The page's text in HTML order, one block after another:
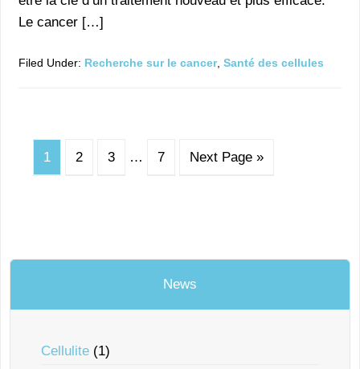
Le cancer […]
Filed Under: Recherche sur le cancer,Santé des cellules
1 2 3 … 7 Next Page »
News
Cellulite (1)